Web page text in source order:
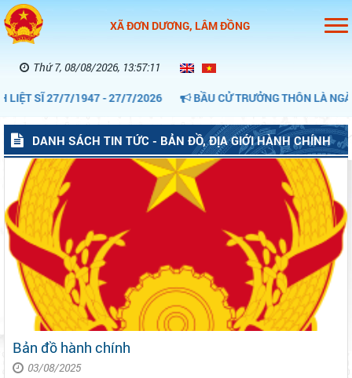
XÃ ĐƠN DƯƠNG, LÂM ĐỒNG
Thứ 7, 08/08/2026, 13:57:12
SĨ 27/7/1947 - 27/7/2026 BẦU CỬ TRƯỞNG THÔN LÀ NGÀY
DANH SÁCH TIN TỨC - BẢN ĐỒ, ĐỊA GIỚI HÀNH CHÍNH
Bản đồ hành chính
03/08/2025